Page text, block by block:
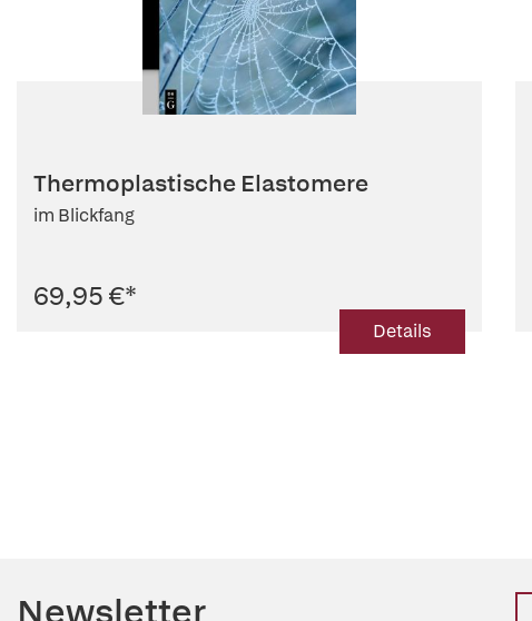
Thermoplastische Elastomere
im Blickfang
69,95 €*
Details